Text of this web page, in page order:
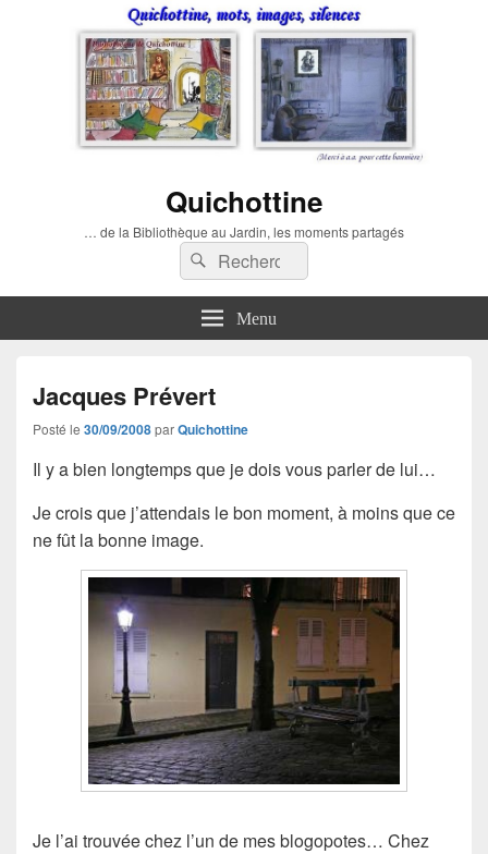
Quichottine
… de la Bibliothèque au Jardin, les moments partagés
Recherche :
Rechercher
Menu
Jacques Prévert
Posté le 30/09/2008parQuichottine
Il y a bien longtemps que je dois vous parler de lui…
Je crois que j’attendais le bon moment, à moins que ce
ne fût la bonne image.
Je l’ai trouvée chez l’un de mes blogopotes… Chez